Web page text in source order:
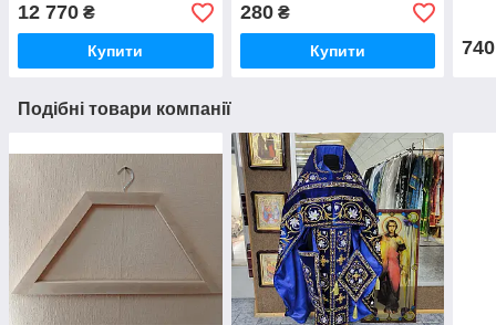
12 770 ₴
Купити
280₴
Купити 740
Подібні товари компанії